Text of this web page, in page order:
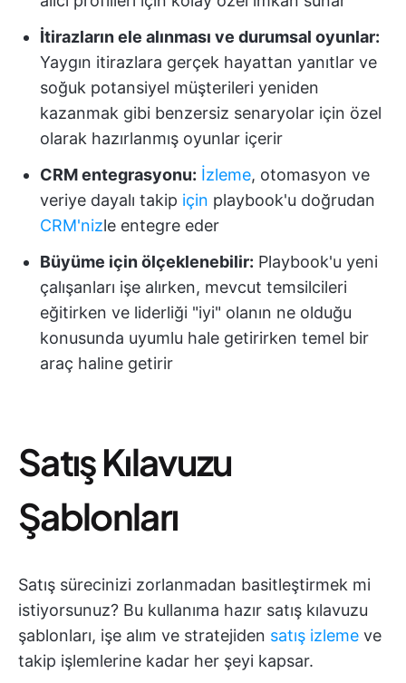
İtirazların ele alınması ve durumsal oyunlar:
Yaygın itirazlara gerçek hayattan yanıtlar ve
soğuk potansiyel müşterileri yeniden
kazanmak gibi benzersiz senaryolar için özel
olarak hazırlanmış oyunlar içerir
CRM entegrasyonu: İzleme, otomasyon ve
veriye dayalı takip için playbook'u doğrudan
CRM'nizle entegre eder
Büyüme için ölçeklenebilir: Playbook'u yeni
çalışanları işe alırken, mevcut temsilcileri
eğitirken ve liderliği "iyi" olanın ne olduğu
konusunda uyumlu hale getirirken temel bir
araç haline getirir
Satış Kılavuzu
Şablonları
Satış sürecinizi zorlanmadan basitleştirmek mi
istiyorsunuz? Bu kullanıma hazır satış kılavuzu
şablonları, işe alım ve stratejiden satış izleme ve
takip işlemlerine kadar her şeyi kapsar.